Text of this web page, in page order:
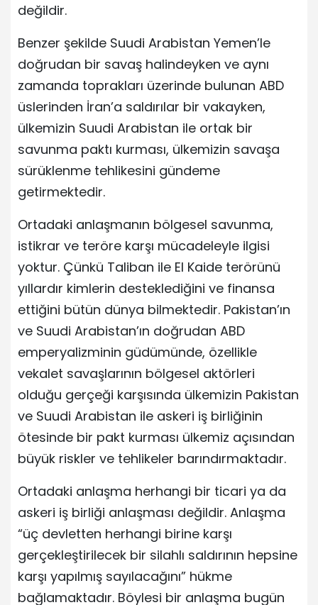
değildir.
Benzer şekilde Suudi Arabistan Yemen’le
doğrudan bir savaş halindeyken ve aynı
zamanda toprakları üzerinde bulunan ABD
üslerinden İran’a saldırılar bir vakayken,
ülkemizin Suudi Arabistan ile ortak bir
savunma paktı kurması, ülkemizin savaşa
sürüklenme tehlikesini gündeme
getirmektedir.
Ortadaki anlaşmanın bölgesel savunma,
istikrar ve teröre karşı mücadeleyle ilgisi
yoktur. Çünkü Taliban ile El Kaide terörünü
yıllardır kimlerin desteklediğini ve finansa
ettiğini bütün dünya bilmektedir. Pakistan’ın
ve Suudi Arabistan’ın doğrudan ABD
emperyalizminin güdümünde, özellikle
vekalet savaşlarının bölgesel aktörleri
olduğu gerçeği karşısında ülkemizin Pakistan
ve Suudi Arabistan ile askeri iş birliğinin
ötesinde bir pakt kurması ülkemiz açısından
büyük riskler ve tehlikeler barındırmaktadır.
Ortadaki anlaşma herhangi bir ticari ya da
askeri iş birliği anlaşması değildir. Anlaşma
“üç devletten herhangi birine karşı
gerçekleştirilecek bir silahlı saldırının hepsine
karşı yapılmış sayılacağını” hükme
bağlamaktadır. Böylesi bir anlaşma bugün